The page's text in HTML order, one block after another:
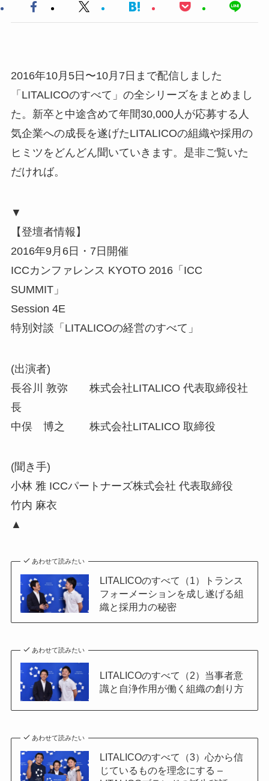
2016年10月5日〜10月7日まで配信しました
「LITALICOのすべて」の全シリーズをまとめまし
た。新卒と中途含めて年間30,000人が応募する人
気企業への成長を遂げたLITALICOの組織や採用の
ヒミツをどんどん聞いていきます。是非ご覧いた
だければ。
▼
【登壇者情報】
2016年9月6日・7日開催
ICCカンファレンス KYOTO 2016「ICC
SUMMIT」
Session 4E
特別対談「LITALICOの経営のすべて」
(出演者)
長谷川 敦弥 株式会社LITALICO 代表取締役社
長
中俣 博之 株式会社LITALICO 取締役
(聞き手)
小林 雅 ICCパートナーズ株式会社 代表取締役
竹内 麻衣
▲
あわせて読みたい
LITALICOのすべて（1）トランス
フォーメーションを成し遂げる組
織と採用力の秘密
あわせて読みたい
LITALICOのすべて（2）当事者意
識と自浄作用が働く組織の創り方
あわせて読みたい
LITALICOのすべて（3）心から信
じているものを理念にする –